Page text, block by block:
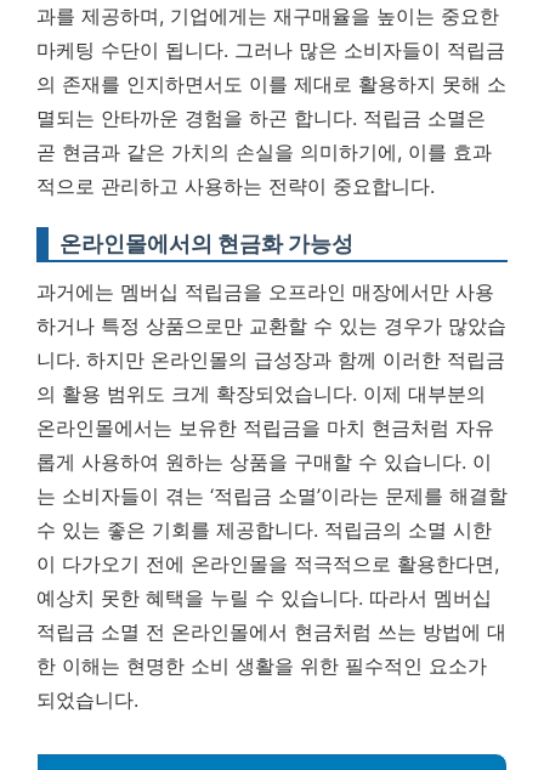
과를 제공하며, 기업에게는 재구매율을 높이는 중요한
마케팅 수단이 됩니다. 그러나 많은 소비자들이 적립금
의 존재를 인지하면서도 이를 제대로 활용하지 못해 소
멸되는 안타까운 경험을 하곤 합니다. 적립금 소멸은
곧 현금과 같은 가치의 손실을 의미하기에, 이를 효과
적으로 관리하고 사용하는 전략이 중요합니다.
온라인몰에서의 현금화 가능성
과거에는 멤버십 적립금을 오프라인 매장에서만 사용
하거나 특정 상품으로만 교환할 수 있는 경우가 많았습
니다. 하지만 온라인몰의 급성장과 함께 이러한 적립금
의 활용 범위도 크게 확장되었습니다. 이제 대부분의
온라인몰에서는 보유한 적립금을 마치 현금처럼 자유
롭게 사용하여 원하는 상품을 구매할 수 있습니다. 이
는 소비자들이 겪는 ‘적립금 소멸’이라는 문제를 해결할
수 있는 좋은 기회를 제공합니다. 적립금의 소멸 시한
이 다가오기 전에 온라인몰을 적극적으로 활용한다면,
예상치 못한 혜택을 누릴 수 있습니다. 따라서 멤버십
적립금 소멸 전 온라인몰에서 현금처럼 쓰는 방법에 대
한 이해는 현명한 소비 생활을 위한 필수적인 요소가
되었습니다.